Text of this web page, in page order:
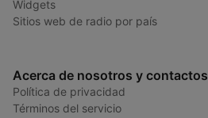
Widgets
Sitios web de radio por país
Acerca de nosotros y contactos
Política de privacidad
Términos del servicio